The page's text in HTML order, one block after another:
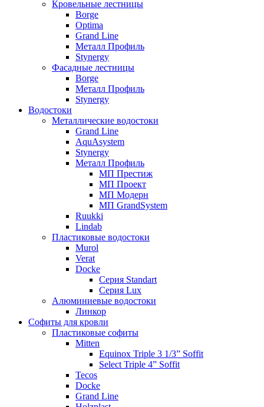
Кровельные лестницы
Borge
Optima
Grand Line
Металл Профиль
Stynergy
Фасадные лестницы
Borge
Металл Профиль
Stynergy
Водостоки
Металлические водостоки
Grand Line
AquAsystem
Stynergy
Металл Профиль
МП Престиж
МП Проект
МП Модерн
МП GrandSystem
Ruukki
Lindab
Пластиковые водостоки
Murol
Verat
Docke
Серия Standart
Серия Lux
Алюминиевые водостоки
Линкор
Софиты для кровли
Пластиковые софиты
Mitten
Equinox Triple 3 1/3” Soffit
Select Triple 4” Soffit
Tecos
Docke
Grand Line